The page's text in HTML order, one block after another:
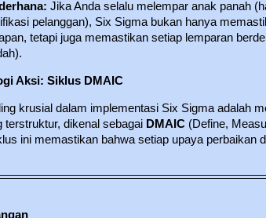
Jika Anda selalu melempar anak panah
pelanggan), Six Sigma bukan hanya
tetapi juga memastikan setiap lemparan
Aksi: Siklus DMAIC
krusial dalam implementasi Six Sigma adalah
terstruktur, dikenal sebagai DMAIC (Define,
ini memastikan bahwa setiap upaya perbaikan